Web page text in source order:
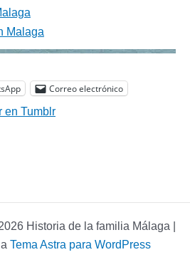
Malaga
Correo electrónico
en Tumblr
Historia de la familia Málaga |
Tema Astra para WordPress